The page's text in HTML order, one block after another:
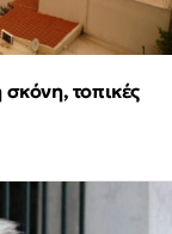
σκόνη, τοπικές